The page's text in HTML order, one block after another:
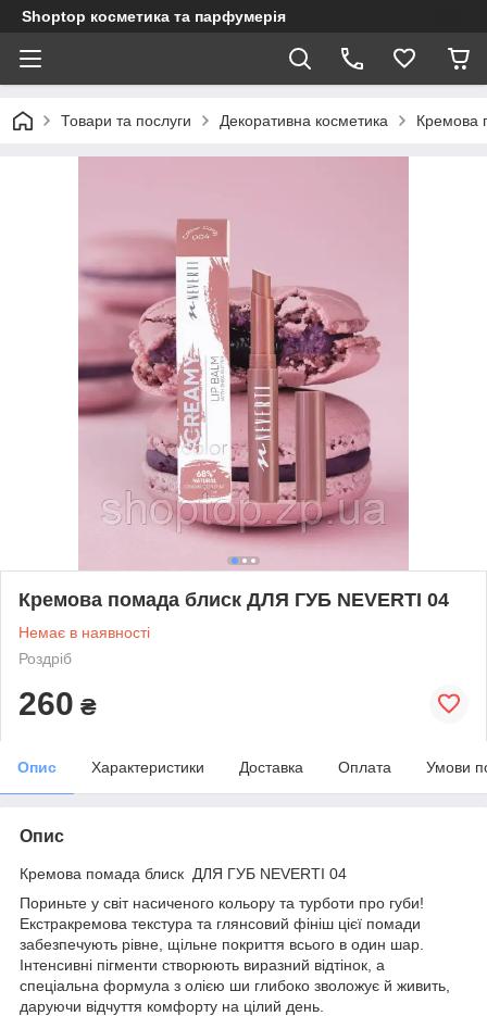
Shoptop косметика та парфумерія
Товари та послуги Декоративна косметика Кремова
Кремова помада блиск ДЛЯ ГУБ NEVERTI 04
Немає в наявності
Роздріб
260 ₴
Опис Характеристики Доставка Оплата Умови
Опис
Кремова помада блиск ДЛЯ ГУБ NEVERTI 04
Пориньте у світ насиченого кольору та турботи про губи!
Екстракремова текстура та глянсовий фініш цієї помади
забезпечують рівне, щільне покриття всього в один шар.
Інтенсивні пігменти створюють виразний відтінок, а
спеціальна формула з олією ши глибоко зволожує й живить,
даруючи відчуття комфорту на цілий день.